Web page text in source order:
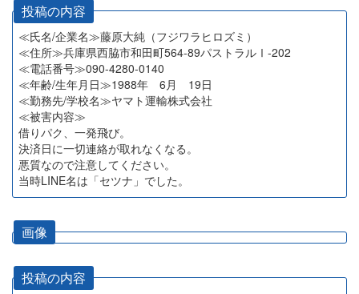
投稿の内容
≪氏名/企業名≫藤原大純（フジワラヒロズミ）
≪住所≫兵庫県西脇市和田町564-89パストラルⅠ-202
≪電話番号≫090-4280-0140
≪年齢/生年月日≫1988年 6月 19日
≪勤務先/学校名≫ヤマト運輸株式会社
≪被害内容≫
借りパク、一発飛び。
決済日に一切連絡が取れなくなる。
悪質なので注意してください。
当時LINE名は「セツナ」でした。
画像
投稿の内容